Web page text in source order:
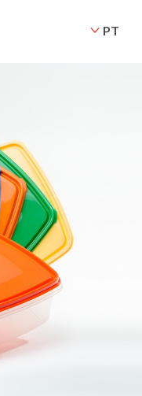
PT
Voltar